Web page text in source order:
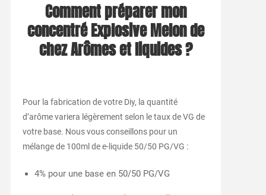
Comment préparer mon
concentré Explosive Melonde
chez Arômes et liquides ?
Pour la fabrication de votre Diy, la quantité
d’arôme variera légèrement selon le taux de VG de
votre base. Nous vous conseillons pour un
mélange de 100ml de e-liquide 50/50 PG/VG :
4% pour une base en 50/50 PG/VG